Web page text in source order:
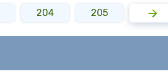
204 205 206